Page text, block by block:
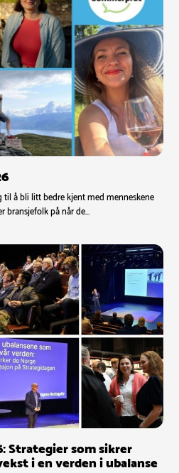
å bli litt bedre kjent med menneskene
bransjefolk på når de…
Strategier som sikrer
i en verden i ubalanse